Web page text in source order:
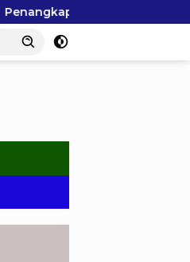
Ayau Picu Polemik,